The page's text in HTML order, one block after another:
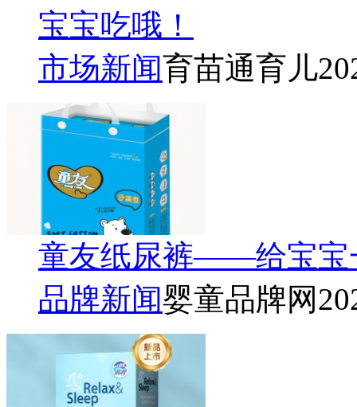
宝宝吃哦！
市场新闻育苗通育儿
童友纸尿裤——给宝宝
品牌新闻婴童品牌网